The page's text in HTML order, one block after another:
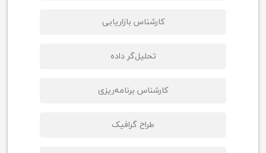
کارشناس بازاریابی
تحلیل‌گر داده
کارشناس برنامه‌ریزی
طراح گرافیک